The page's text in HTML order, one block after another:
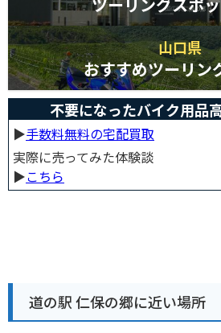
山口県
おすすめツーリン
不要になったバイク用品
▶︎手数料無料の宅配買取
実際に売ってみた体験談
▶︎こちら
道の駅 仁保の郷に近い場所